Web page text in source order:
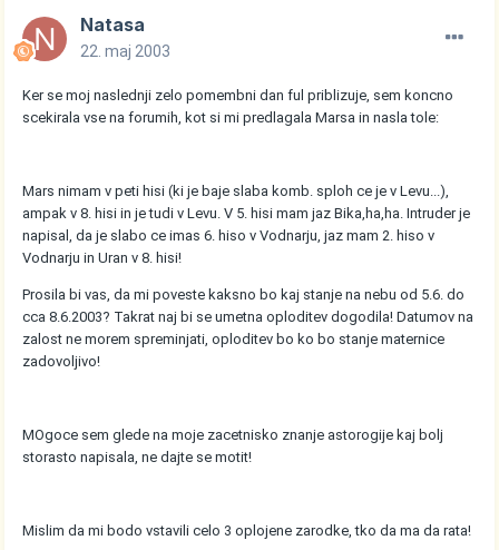
Natasa
22. maj 2003
Ker se moj naslednji zelo pomembni dan ful priblizuje, sem koncno
scekirala vse na forumih, kot si mi predlagala Marsa in nasla tole:
Mars nimam v peti hisi (ki je baje slaba komb. sploh ce je v Levu...),
ampak v 8. hisi in je tudi v Levu. V 5. hisi mam jaz Bika,ha,ha. Intruder je
napisal, da je slabo ce imas 6. hiso v Vodnarju, jaz mam 2. hiso v
Vodnarju in Uran v 8. hisi!
Prosila bi vas, da mi poveste kaksno bo kaj stanje na nebu od 5.6. do
cca 8.6.2003? Takrat naj bi se umetna oploditev dogodila! Datumov na
zalost ne morem spreminjati, oploditev bo ko bo stanje maternice
zadovoljivo!
MOgoce sem glede na moje zacetnisko znanje astorogije kaj bolj
storasto napisala, ne dajte se motit!
Mislim da mi bodo vstavili celo 3 oplojene zarodke, tko da ma da rata!